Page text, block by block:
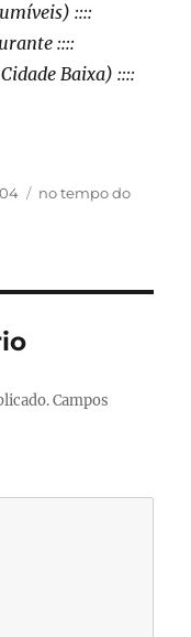
::::
::::
Baixa) ::::
Categorias
no tempo do
Campos